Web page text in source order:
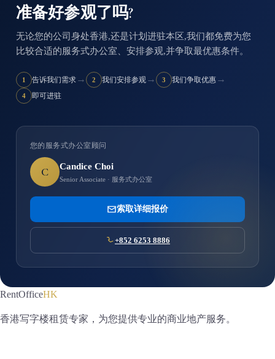
准备好参观了吗?
无论您的公司身处香港,还是计划进驻本区,我们都免费为您
比较合适的服务式办公室、安排参观,并争取最优惠条件。
1 告诉我们需求 → 2 我们安排参观 → 3 我们争取优惠 →
4 即可进驻
您的服务式办公室顾问
C Candice Choi
Senior Associate · 服务式办公室
索取详细报价
+852 6253 8886
RentOfficeHK
香港写字楼租赁专家，为您提供专业的商业地产服务。